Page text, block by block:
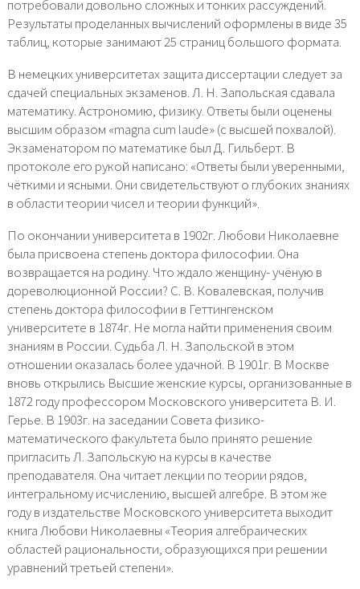
потребовали довольно сложных и тонких рассуждений.
Результаты проделанных вычислений оформлены в виде 35
таблиц, которые занимают 25 страниц большого формата.
В немецких университетах защита диссертации следует за
сдачей специальных экзаменов. Л. Н. Запольская сдавала
математику. Астрономию, физику. Ответы были оценены
высшим образом «magna cum laude» (с высшей похвалой).
Экзаменатором по математике был Д. Гильберт. В
протоколе его рукой написано: «Ответы были уверенными,
чёткими и ясными. Они свидетельствуют о глубоких знаниях
в области теории чисел и теории функций».
По окончании университета в 1902г. Любови Николаевне
была присвоена степень доктора философии. Она
возвращается на родину. Что ждало женщину- учёную в
дореволюционной России? С. В. Ковалевская, получив
степень доктора философии в Геттингенском
университете в 1874г. Не могла найти применения своим
знаниям в России. Судьба Л. Н. Запольской в этом
отношении оказалась более удачной. В 1901г. В Москве
вновь открылись Высшие женские курсы, организованные в
1872 году профессором Московского университета В. И.
Герье. В 1903г. на заседании Совета физико-
математического факультета было принято решение
пригласить Л. Запольскую на курсы в качестве
преподавателя. Она читает лекции по теории рядов,
интегральному исчислению, высшей алгебре. В этом же
году в издательстве Московского университета выходит
книга Любови Николаевны «Теория алгебраических
областей рациональности, образующихся при решении
уравнений третьей степени».